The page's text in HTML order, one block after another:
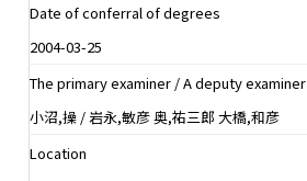
Date of conferral of degrees
2004-03-25
The primary examiner / A deputy examiner
小沼,操 / 岩永,敏彦 奥,祐三郎 大橋,和彦
Location